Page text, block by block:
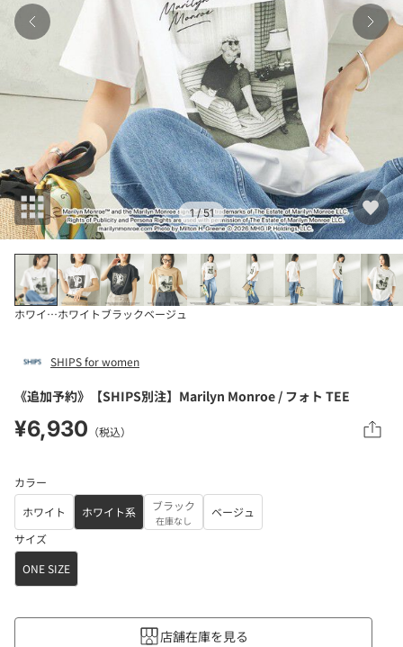
1/ 51
ホワイト系ホワイトブラックベージュ
SHIPS for women
《追加予約》【SHIPS別注】Marilyn Monroe / フォト TEE
¥6,930 （税込）
カラー
ホワイト
ホワイト系 ブラック
在庫なし
ベージュ
サイズ
ONE SIZE
店舗在庫を見る